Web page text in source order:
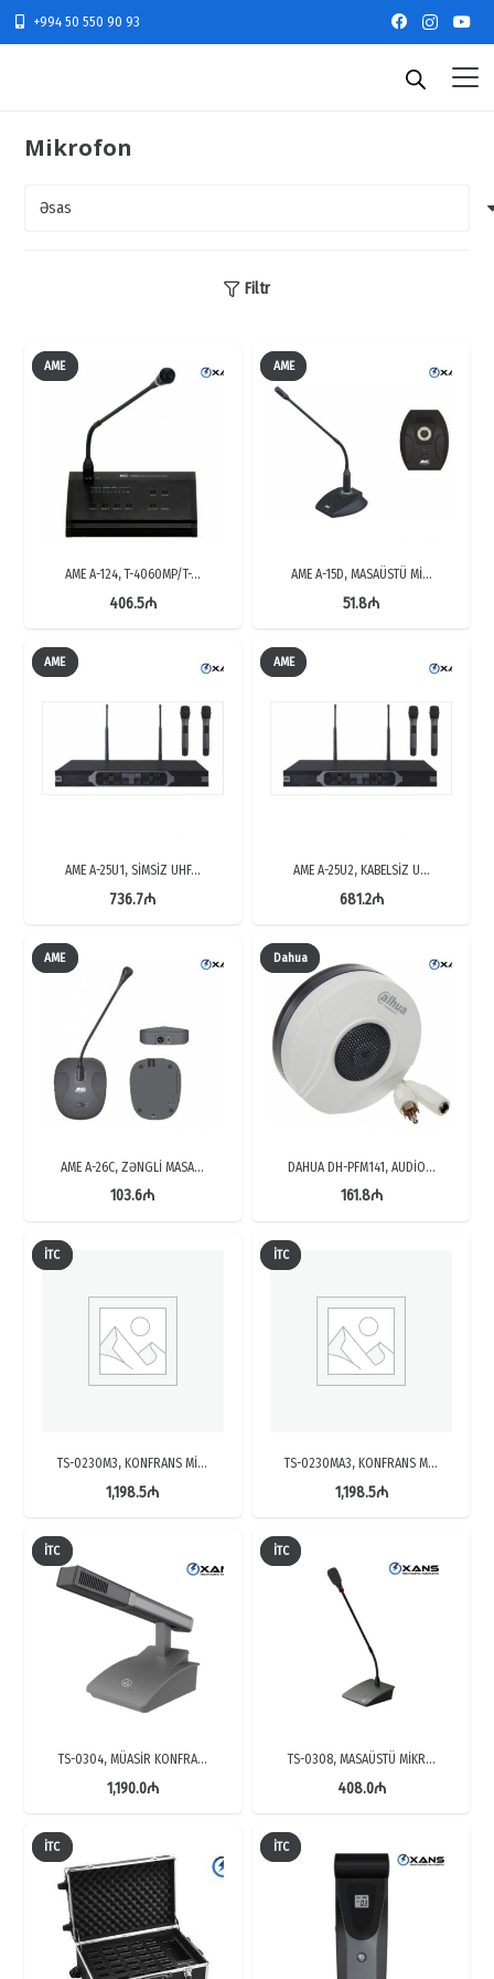
+994 50 550 90 93
Mikrofon
Filtr
AME
AME A-124, T-4060MP/T-…
406.5₼
AME
AME A-15D, MASAÜSTÜ Mİ…
51.8₼
AME
AME A-25U1, SİMSİZ UHF…
736.7₼
AME
AME A-25U2, KABELSİZ U…
681.2₼
AME
AME A-26C, ZƏNGLİ MASA…
103.6₼
Dahua
DAHUA DH-PFM141, AUDİO…
161.8₼
İTC
TS-0230M3, KONFRANS Mİ…
1,198.5₼
İTC
TS-0230MA3, KONFRANS M…
1,198.5₼
İTC
TS-0304, MÜASİR KONFRA…
1,190.0₼
İTC
TS-0308, MASAÜSTÜ MİKR…
408.0₼
İTC İTC